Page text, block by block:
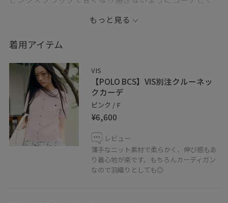
ママコーデの強い味方なハットが入荷したので被ってみ
ましたが、ツバが大きめでちゃんと紫外線対策出来そう
です！
帽子自体もナイロンで軽くて、通気性の良いメッシュ素
材で涼しいですよ♪
【Instagram】
ーーーーーーーーーーーーーーーーーーー
@haru0909_k
気軽にフォローしてもらえると嬉しいです♪
かっこいいから、キレイめまで、、多系統なスタイリン
もっと見る
着用アイテム
VIS
【POLO BCS】VIS別注クルーネッ
クカーデ
ピンク / F
¥6,600
レビュー
薄手なニット素材で柔らかく、伸び感もあ
り着心地が楽です。もちろんカーディガン
なので羽織りとしても◎